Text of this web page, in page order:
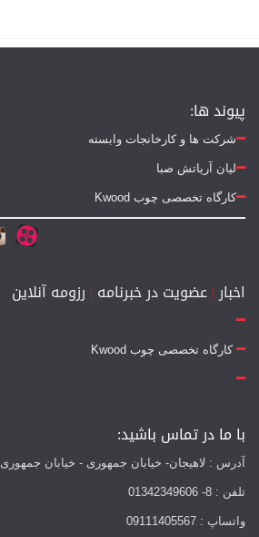
پیوند ها:
شرکت ها و کارخانجات وابسته
لیان آریاتش صبا
کارگاه تخصصی چوب Kwood
اخبار|عضویت در خبرنامه | رزومه آنلاین
کارگاه تخصصی چوب Kwood
با ما در تماس باشید:
آدرس : لاهیجان- خیابان جمهوری - خیابان جمهوری 14 - ساختمان فافا
تلفن : 8- 01342349606
واتساپ : 09111405567